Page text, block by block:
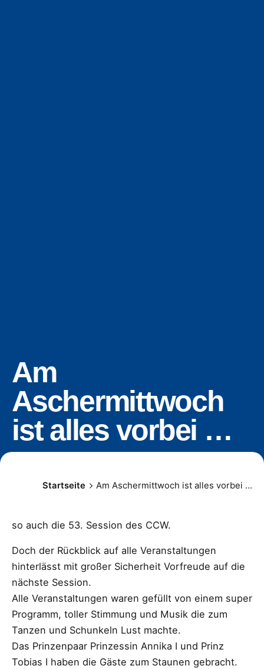
Am
Aschermittwoch
ist alles vorbei …
Startseite Am Aschermittwoch ist alles vorbei …
so auch die 53. Session des CCW.
Doch der Rückblick auf alle Veranstaltungen
hinterlässt mit großer Sicherheit Vorfreude auf die
nächste Session.
Alle Veranstaltungen waren gefüllt von einem super
Programm, toller Stimmung und Musik die zum
Tanzen und Schunkeln Lust machte.
Das Prinzenpaar Prinzessin Annika I und Prinz
Tobias I haben die Gäste zum Staunen gebracht.